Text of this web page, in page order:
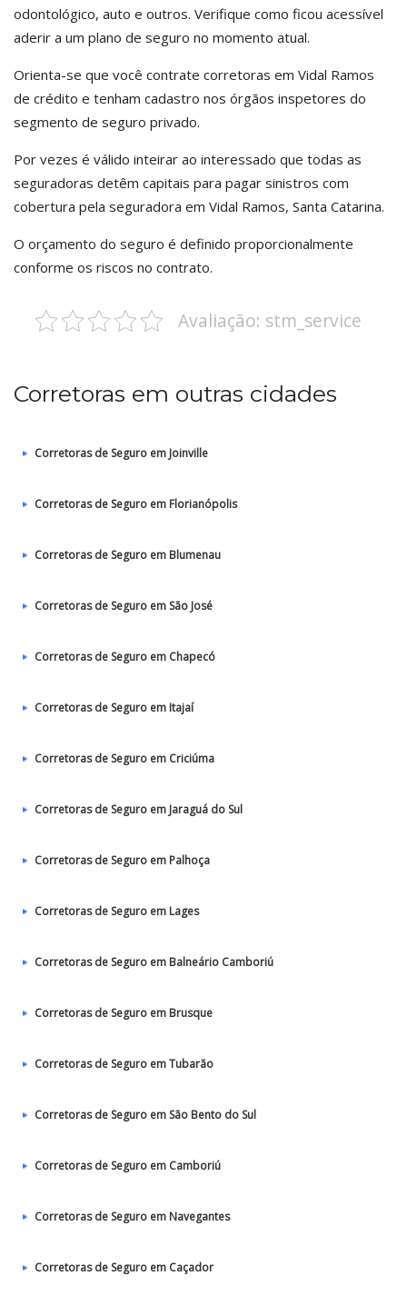
odontológico, auto e outros. Verifique como ficou acessível
aderir a um plano de seguro no momento atual.
Orienta-se que você contrate corretoras em Vidal Ramos
de crédito e tenham cadastro nos órgãos inspetores do
segmento de seguro privado.
Por vezes é válido inteirar ao interessado que todas as
seguradoras detêm capitais para pagar sinistros com
cobertura pela seguradora em Vidal Ramos, Santa Catarina.
O orçamento do seguro é definido proporcionalmente
conforme os riscos no contrato.
Avaliação: stm_service
Corretoras em outras cidades
Corretoras de Seguro em Joinville
Corretoras de Seguro em Florianópolis
Corretoras de Seguro em Blumenau
Corretoras de Seguro em São José
Corretoras de Seguro em Chapecó
Corretoras de Seguro em Itajaí
Corretoras de Seguro em Criciúma
Corretoras de Seguro em Jaraguá do Sul
Corretoras de Seguro em Palhoça
Corretoras de Seguro em Lages
Corretoras de Seguro em Balneário Camboriú
Corretoras de Seguro em Brusque
Corretoras de Seguro em Tubarão
Corretoras de Seguro em São Bento do Sul
Corretoras de Seguro em Camboriú
Corretoras de Seguro em Navegantes
Corretoras de Seguro em Caçador